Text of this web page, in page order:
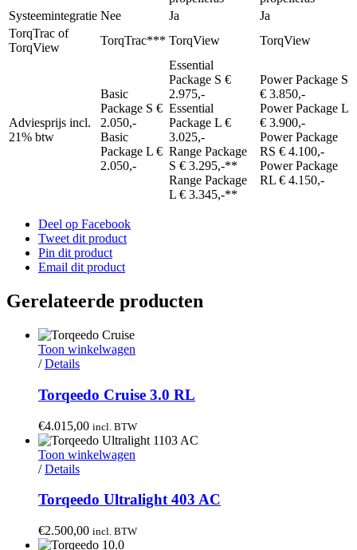
Systeemintegratie Nee Ja
Ja
TorqTrac of
TorqView
TorqTrac*** TorqView TorqView
Adviesprijs incl.
21% btw
Basic
Package S €
2.050,-
Basic
Package L €
2.050,-
Essential
Package S €
2.975,-
Essential
Package L €
3.025,-
Range Package
S € 3.295,-**
Range Package
L € 3.345,-**
Power Package S
€ 3.850,-
Power Package L
€ 3.900,-
Power Package
RS € 4.100,-
Power Package
RL € 4.150,-
Deel op Facebook
Tweet dit product
Pin dit product
Email dit product
Gerelateerde producten
Toon winkelwagen
/ Details
Torqeedo Cruise 3.0 RL
€4.015,00 incl. BTW
Toon winkelwagen
/ Details
Torqeedo Ultralight 403 AC
€2.500,00 incl. BTW